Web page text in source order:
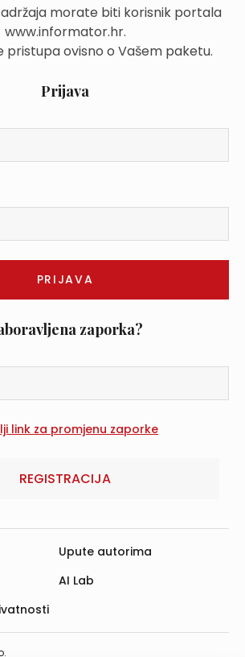
morate biti korisnik portala
www.informator.hr.
pristupa ovisno o Vašem paketu.
Prijava
zaporka?
REGISTRACIJA
Upute autorima
AI Lab